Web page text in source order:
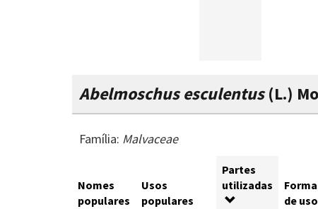
Abelmoschus esculentus(L.)
Família: Malvaceae
Nomes
populares
Usos
populares
Partes
utilizadas
de uso